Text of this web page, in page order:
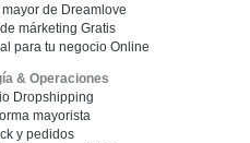
de Dreamlove
márketing Gratis
para tu negocio Online
& Operaciones
Dropshipping
mayorista
y pedidos